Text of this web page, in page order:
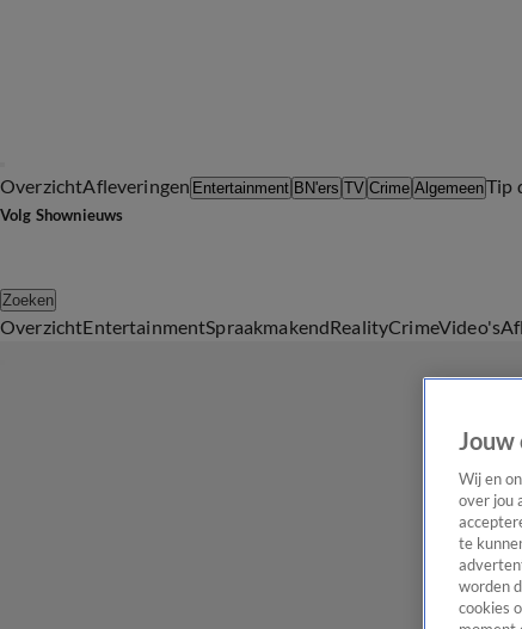
OverzichtAfleveringen Entertainment BN'ers TV Crime AlgemeenTip
Volg Shownieuws
Zoeken
OverzichtEntertainmentSpraakmakendRealityCrimeVideo's
Jouw
Wij en
over jou
te
worden
cookies